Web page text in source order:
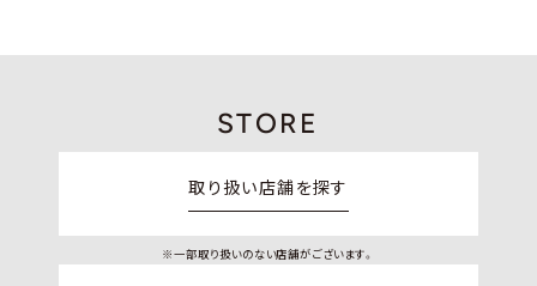
STORE
取り扱い店舗を探す
※一部取り扱いのない店舗がございます。